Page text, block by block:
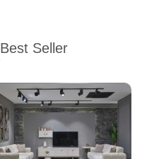
Best Seller